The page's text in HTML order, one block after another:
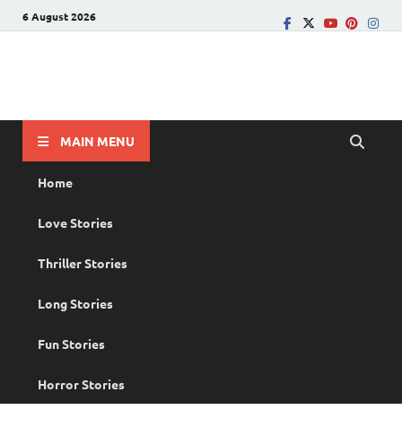
6 August 2026
MAIN MENU
Home
Love Stories
Thriller Stories
Long Stories
Fun Stories
Horror Stories